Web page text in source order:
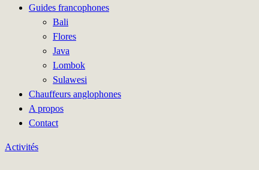
Guides francophones
Bali
Flores
Java
Lombok
Sulawesi
Chauffeurs anglophones
A propos
Contact
Activités